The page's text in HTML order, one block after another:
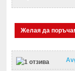
Желая да